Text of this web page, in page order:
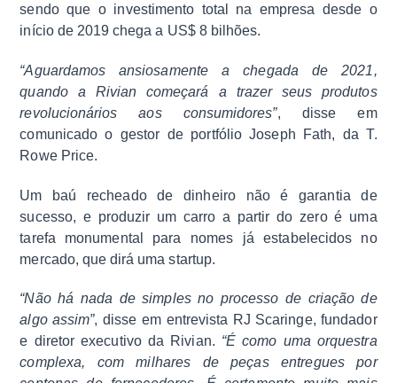
sendo que o investimento total na empresa desde o
início de 2019 chega a US$ 8 bilhões.
“Aguardamos ansiosamente a chegada de 2021,
quando a Rivian começará a trazer seus produtos
revolucionários aos consumidores”, disse em
comunicado o gestor de portfólio Joseph Fath, da T.
Rowe Price.
Um baú recheado de dinheiro não é garantia de
sucesso, e produzir um carro a partir do zero é uma
tarefa monumental para nomes já estabelecidos no
mercado, que dirá uma startup.
“Não há nada de simples no processo de criação de
algo assim”, disse em entrevista RJ Scaringe, fundador
e diretor executivo da Rivian. “É como uma orquestra
complexa, com milhares de peças entregues por